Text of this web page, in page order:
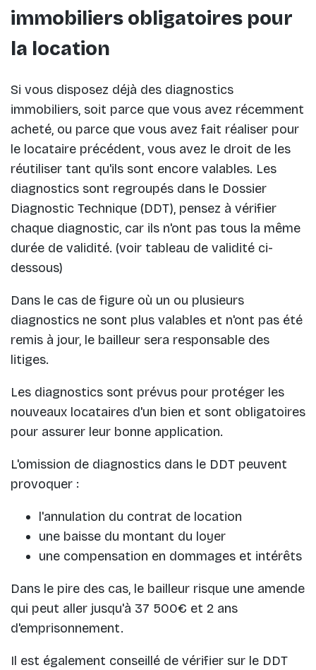
immobiliers obligatoires pour
la location
Si vous disposez déjà des diagnostics
immobiliers, soit parce que vous avez récemment
acheté, ou parce que vous avez fait réaliser pour
le locataire précédent, vous avez le droit de les
réutiliser tant qu'ils sont encore valables. Les
diagnostics sont regroupés dans le Dossier
Diagnostic Technique (DDT), pensez à vérifier
chaque diagnostic, car ils n'ont pas tous la même
durée de validité. (voir tableau de validité ci-
dessous)
Dans le cas de figure où un ou plusieurs
diagnostics ne sont plus valables et n'ont pas été
remis à jour, le bailleur sera responsable des
litiges.
Les diagnostics sont prévus pour protéger les
nouveaux locataires d'un bien et sont obligatoires
pour assurer leur bonne application.
L'omission de diagnostics dans le DDT peuvent
provoquer :
l'annulation du contrat de location
une baisse du montant du loyer
une compensation en dommages et intérêts
Dans le pire des cas, le bailleur risque une amende
qui peut aller jusqu'à 37 500€ et 2 ans
d'emprisonnement.
Il est également conseillé de vérifier sur le DDT